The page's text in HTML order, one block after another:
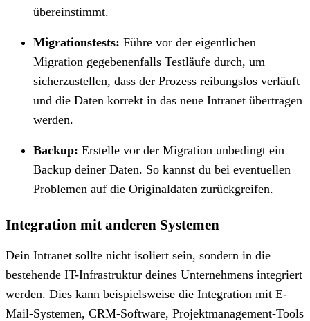
übereinstimmt.
Migrationstests: Führe vor der eigentlichen
Migration gegebenenfalls Testläufe durch, um
sicherzustellen, dass der Prozess reibungslos verläuft
und die Daten korrekt in das neue Intranet übertragen
werden.
Backup: Erstelle vor der Migration unbedingt ein
Backup deiner Daten. So kannst du bei eventuellen
Problemen auf die Originaldaten zurückgreifen.
Integration mit anderen Systemen
Dein Intranet sollte nicht isoliert sein, sondern in die
bestehende IT-Infrastruktur deines Unternehmens integriert
werden. Dies kann beispielsweise die Integration mit E-
Mail-Systemen, CRM-Software, Projektmanagement-Tools